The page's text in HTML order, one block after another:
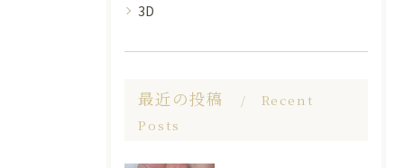
3D
最近の投稿
Recent
Posts